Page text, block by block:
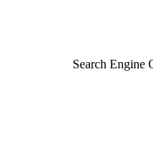
Search Engine